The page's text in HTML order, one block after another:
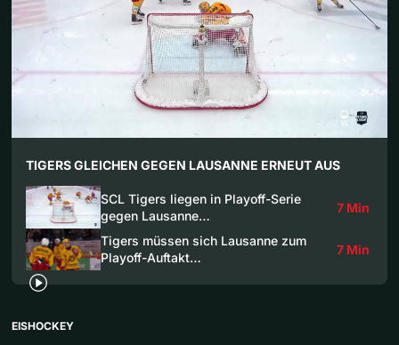
TIGERS GLEICHEN GEGEN LAUSANNE ERNEUT AUS
SCL Tigers liegen in Playoff-Serie
gegen Lausanne…
7 Min
Tigers müssen sich Lausanne zum
Playoff-Auftakt…
7 Min
EISHOCKEY